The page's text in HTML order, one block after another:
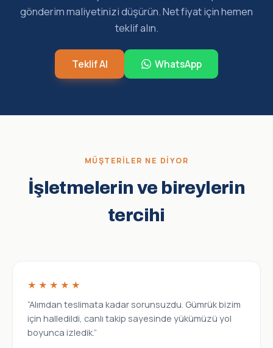
gönderim maliyetinizi düşürün. Net fiyat için hemen
teklif alın.
Teklif Al WhatsApp
MÜŞTERILER NE DIYOR
İşletmelerin ve bireylerin
tercihi
★★★★★
“Alımdan teslimata kadar sorunsuzdu. Gümrük bizim
için halledildi, canlı takip sayesinde yükümüzü yol
boyunca izledik.”